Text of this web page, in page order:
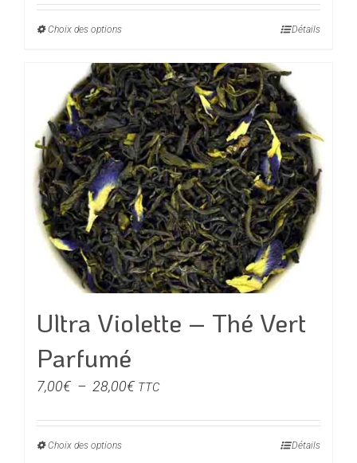
prix :
20,00€
Choix des optionsCe
a
plusieurs
variations.
Les
options
peuvent
être
choisies
sur
la
page
du
produit
Détails
Ultra Violette – Thé Vert
Parfumé
7,00€ – 28,00€Plage
prix :
TTC
Choix des optionsCe
Détails